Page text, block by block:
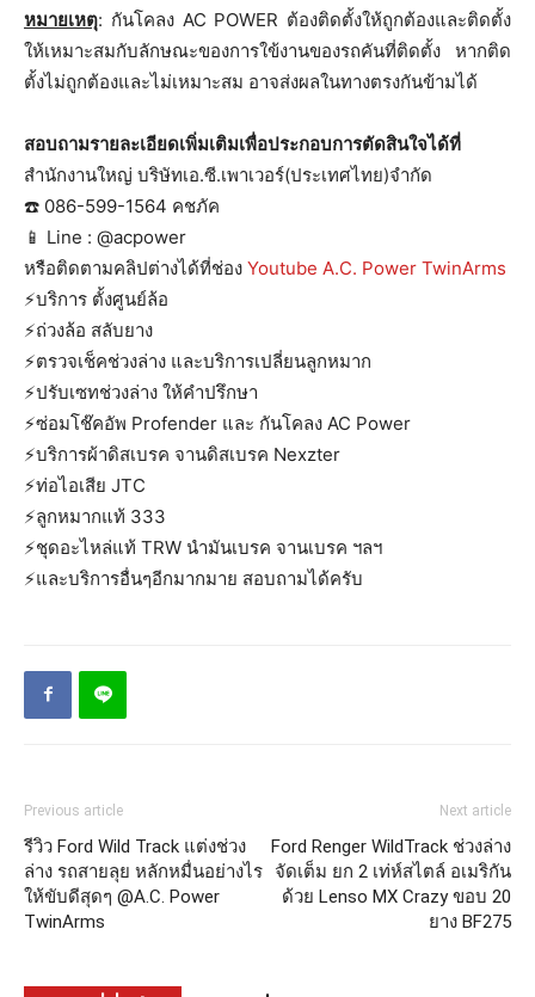
หมายเหตุ: กันโคลง AC POWER ต้องติดตั้งให้ถูกต้องและติดตั้ง
ให้เหมาะสมกับลักษณะของการใข้งานของรถคันที่ติดตั้ง หากติด
ตั้งไม่ถูกต้องและไม่เหมาะสม อาจส่งผลในทางตรงกันข้ามได้
สอบถามรายละเอียดเพิ่มเติมเพื่อประกอบการตัดสินใจได้ที่
สำนักงานใหญ่ บริษัทเอ.ซี.เพาเวอร์(ประเทศไทย)จำกัด
☎️ 086-599-1564 คชภัค
📱 Line : @acpower
หรือติดตามคลิปต่างได้ที่ช่อง Youtube A.C. Power TwinArms
⚡️บริการ ตั้งศูนย์ล้อ
⚡️ถ่วงล้อ สลับยาง
⚡️ตรวจเช็คช่วงล่าง และบริการเปลี่ยนลูกหมาก
⚡️ปรับเซทช่วงล่าง ให้คำปรึกษา
⚡️ซ่อมโช๊คอัพ Profender และ กันโคลง AC Power
⚡️บริการผ้าดิสเบรค จานดิสเบรค Nexzter
⚡️ท่อไอเสีย JTC
⚡️ลูกหมากแท้ 333
⚡️ชุดอะไหล่แท้ TRW นำมันเบรค จานเบรค ฯลฯ
⚡️และบริการอื่นๆอีกมากมาย สอบถามได้ครับ
Previous article
รีวิว Ford Wild Track แต่งช่วง
ล่าง รถสายลุย หลักหมื่นอย่างไร
ให้ขับดีสุดๆ @A.C. Power
TwinArms
Next article
Ford Renger WildTrack ช่วงล่าง
จัดเต็ม ยก 2 เท่ห์สไตล์ อเมริกัน
ด้วย Lenso MX Crazy ขอบ 20
ยาง BF275